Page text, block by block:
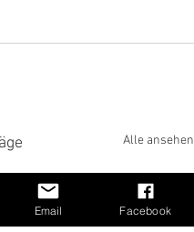
Alle ansehen
Email Facebook